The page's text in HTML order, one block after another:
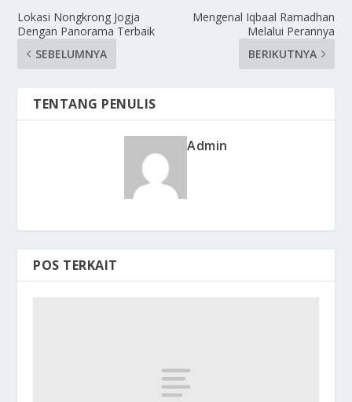
Lokasi Nongkrong Jogja
Dengan Panorama Terbaik
SEBELUMNYA
Mengenal Iqbaal Ramadhan
Melalui Perannya
BERIKUTNYA
TENTANG PENULIS
Admin
POS TERKAIT